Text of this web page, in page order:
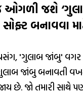
ઓગળી જશે
બનાવવા
પ્રસંગ, 'ગુલાબ જાંબુ'
જાંબુ બનાવતી
છે. જો તમારી સાથે